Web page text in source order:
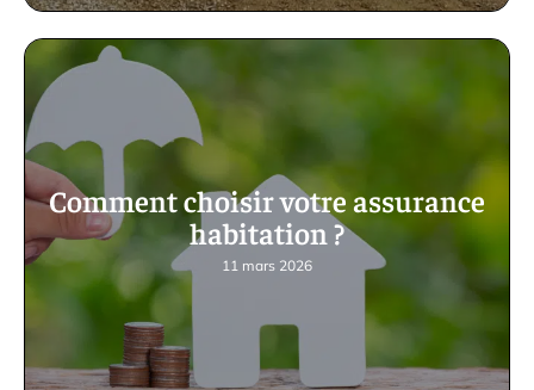
Comment choisir votre assurance
habitation ?
11 mars 2026